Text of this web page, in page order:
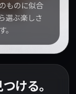
ものに似合
選ぶ楽しさ
ける。